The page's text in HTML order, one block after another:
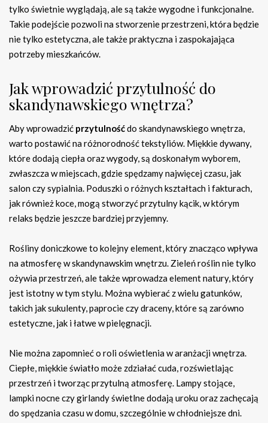
tylko świetnie wyglądają, ale są także wygodne i funkcjonalne.
Takie podejście pozwoli na stworzenie przestrzeni, która będzie
nie tylko estetyczna, ale także praktyczna i zaspokajająca
potrzeby mieszkańców.
Jak wprowadzić przytulność do
skandynawskiego wnętrza?
Aby wprowadzić przytulnośćdo skandynawskiego wnętrza,
warto postawić na różnorodność tekstyliów. Miękkie dywany,
które dodają ciepła oraz wygody, są doskonałym wyborem,
zwłaszcza w miejscach, gdzie spędzamy najwięcej czasu, jak
salon czy sypialnia. Poduszki o różnych kształtach i fakturach,
jak również koce, mogą stworzyć przytulny kącik, w którym
relaks będzie jeszcze bardziej przyjemny.
Rośliny doniczkowe to kolejny element, który znacząco wpływa
na atmosferę w skandynawskim wnętrzu. Zieleń roślin nie tylko
ożywia przestrzeń, ale także wprowadza element natury, który
jest istotny w tym stylu. Można wybierać z wielu gatunków,
takich jak sukulenty, paprocie czy draceny, które są zarówno
estetyczne, jak i łatwe w pielęgnacji.
Nie można zapomnieć o roli oświetlenia w aranżacji wnętrza.
Ciepłe, miękkie światło może zdziałać cuda, rozświetlając
przestrzeń i tworząc przytulną atmosferę. Lampy stojące,
lampki nocne czy girlandy świetlne dodają uroku oraz zachęcają
do spędzania czasu w domu, szczególnie w chłodniejsze dni.